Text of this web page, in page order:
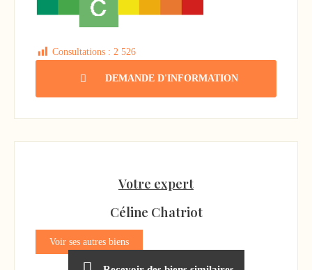
Consultations : 2 526
DEMANDE D'INFORMATION
Votre expert
Céline Chatriot
Voir ses autres biens